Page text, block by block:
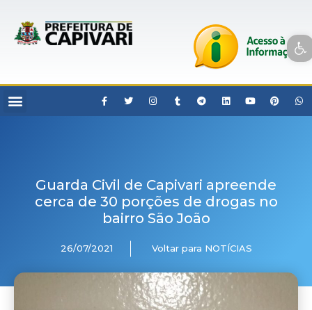
Open toolbar
Guarda Civil de Capivari apreende
cerca de 30 porções de drogas no
bairro São João
26/07/2021 Voltar para NOTÍCIAS